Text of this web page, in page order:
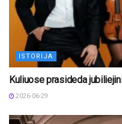
ISTORIJA
Kuliuose prasideda
2026-06-29